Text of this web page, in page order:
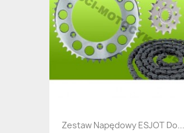
Zestaw Napędowy ESJOT Do...